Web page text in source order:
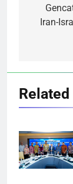
Iran-